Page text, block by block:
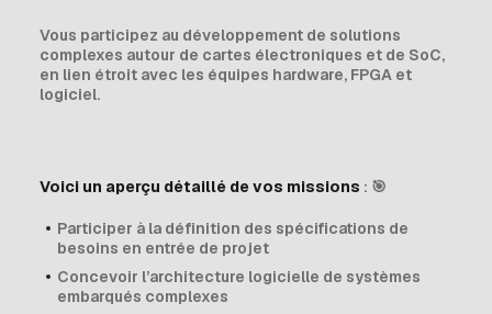
Vous participez au développement de solutions
complexes autour de cartes électroniques et de SoC,
en lien étroit avec les équipes hardware, FPGA et
logiciel.
Voici un aperçu détaillé de vos missions : 🎯
Participer à la définition des spécifications de
besoins en entrée de projet
Concevoir l’architecture logicielle de systèmes
embarqués complexes